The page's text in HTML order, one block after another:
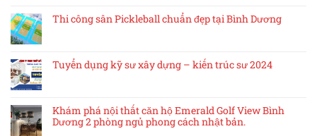
Thi công sân Pickleball chuẩn đẹp tại Bình Dương
Tuyển dụng kỹ sư xây dựng – kiến trúc sư 2024
Khám phá nội thất căn hộ Emerald Golf View Bình
Dương 2 phòng ngủ phong cách nhật bản.